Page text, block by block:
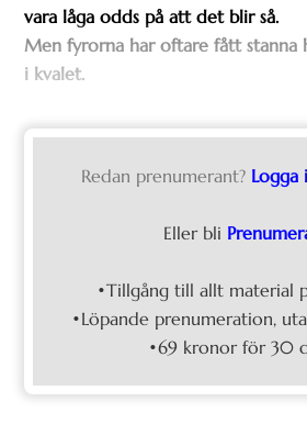
vara låga odds på att det blir så.
Men fyrorna har oftare fått stanna
i kvalet.
Redan prenumerant? Logga
Eller bli
•Tillgång till allt material
•Löpande prenumeration,
•69 kronor för 30